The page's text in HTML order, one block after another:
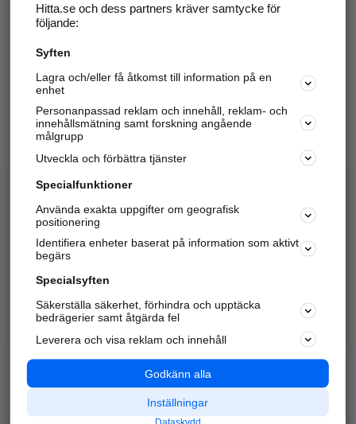
Hitta.se - Gratis nummerupplysning.
Sök företag, personer och platser.
Hitta telefonnummer, adresser, företagsinfo mm.
Marknadsför företaget
Kom igång och annonsera mot
samarbetspartners nära dig.
Alla kategorier
Populära sökningar
API & Kartor
Annonsera
Integritet
Nödnummer
Hitta.se och dess partners kräver samtycke för
följande:
Syften
Lagra och/eller få åtkomst till information på en
enhet
Personanpassad reklam och innehåll, reklam- och
innehållsmätning samt forskning angående
målgrupp
Utveckla och förbättra tjänster
Specialfunktioner
Använda exakta uppgifter om geografisk
positionering
Identifiera enheter baserat på information som aktivt
begärs
Specialsyften
Säkerställa säkerhet, förhindra och upptäcka
bedrägerier samt åtgärda fel
Leverera och visa reklam och innehåll
Godkänn alla
Inställningar
Dataskydd